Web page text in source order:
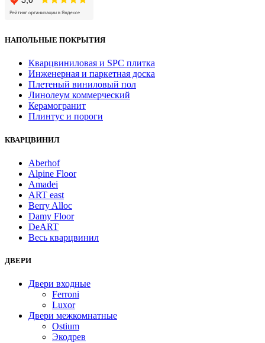
НАПОЛЬНЫЕ ПОКРЫТИЯ
Кварцвиниловая и SPC плитка
Инженерная и паркетная доска
Плетеный виниловый пол
Линолеум коммерческий
Керамогранит
Плинтус и пороги
КВАРЦВИНИЛ
Aberhof
Alpine Floor
Amadei
ART east
Berry Alloc
Damy Floor
DeART
Весь кварцвинил
ДВЕРИ
Двери входные
Ferroni
Luxor
Двери межкомнатные
Ostium
Экодрев